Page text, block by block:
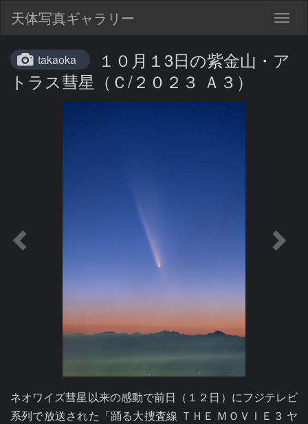
天体写真ギャラリー
takaoka
１０月１3日の紫金山・ア
トラス彗星（Ｃ/２０２３ Ａ３）
ネオワイズ彗星以来の感動で前日（１２日）にフジテレビ
系列で放送された「踊る大捜査線 ＴＨＥ ＭＯＶＩＥ３ ヤ